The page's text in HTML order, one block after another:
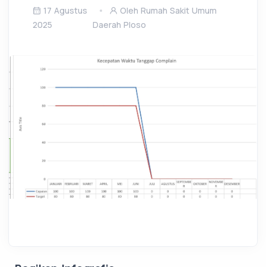
17 Agustus
2025
Oleh Rumah Sakit Umum
Daerah Ploso